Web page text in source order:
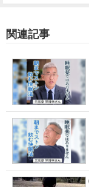
関連記事